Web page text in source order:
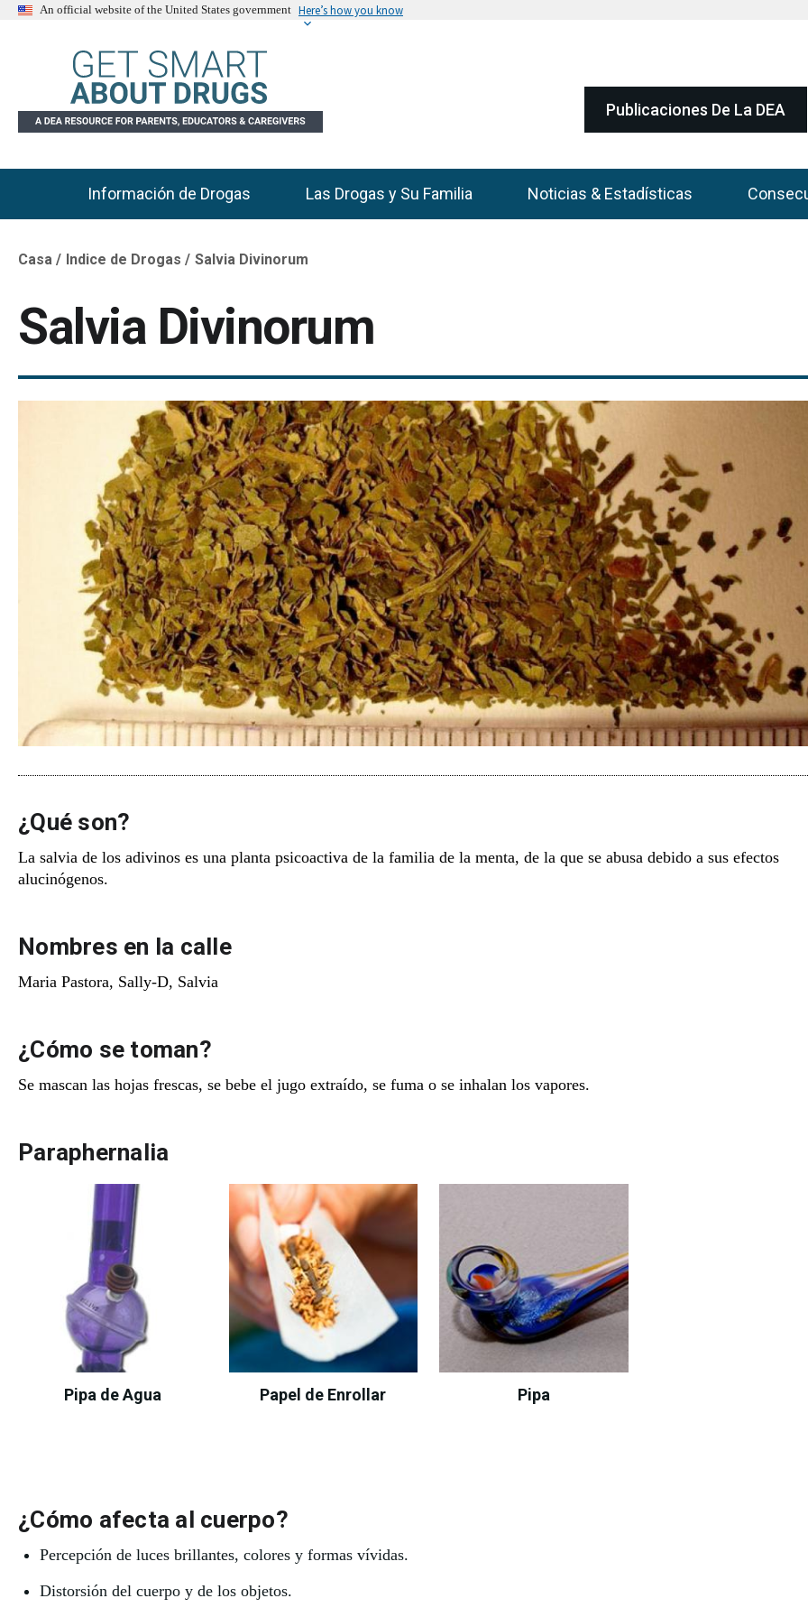
An official website of the United States government Here’s how you know
Publicaciones De La DEA
Main Menu
Información de Drogas Las Drogas y Su Familia Noticias & Estadísticas
Breadcrumb
Casa Indice de Drogas Salvia Divinorum
Salvia Divinorum
¿Qué son?
La salvia de los adivinos es una planta psicoactiva de la familia de la menta, de la que se abusa debido a sus efectos
alucinógenos.
Nombres en la calle
Maria Pastora, Sally-D, Salvia
¿Cómo se toman?
Se mascan las hojas frescas, se bebe el jugo extraído, se fuma o se inhalan los vapores.
Paraphernalia
Pipa de Agua Papel de Enrollar Pipa
¿Cómo afecta al cuerpo?
Percepción de luces brillantes, colores y formas vívidas.
Distorsión del cuerpo y de los objetos.